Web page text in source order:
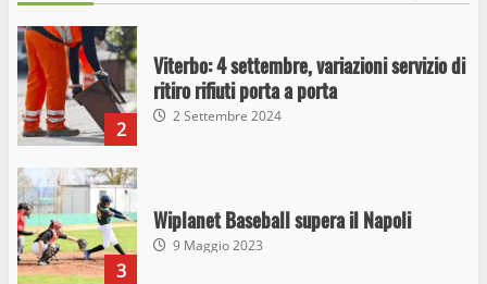
2
Viterbo: 4 settembre, variazioni servizio di
ritiro rifiuti porta a porta
2 Settembre 2024
3
Wiplanet Baseball supera il Napoli
9 Maggio 2023